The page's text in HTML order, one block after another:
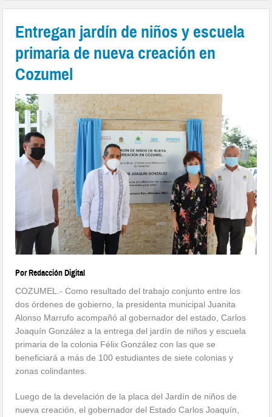
Entregan jardín de niños y escuela
primaria de nueva creación en
Cozumel
Por Redacción Digital
COZUMEL.- Como resultado del trabajo conjunto entre los
dos órdenes de gobierno, la presidenta municipal Juanita
Alonso Marrufo acompañó al gobernador del estado, Carlos
Joaquín González a la entrega del jardín de niños y escuela
primaria de la colonia Félix González con las que se
beneficiará a más de 100 estudiantes de siete colonias y
zonas colindantes.
Luego de la develación de la placa del Jardín de niños de
nueva creación, el gobernador del Estado Carlos Joaquín,